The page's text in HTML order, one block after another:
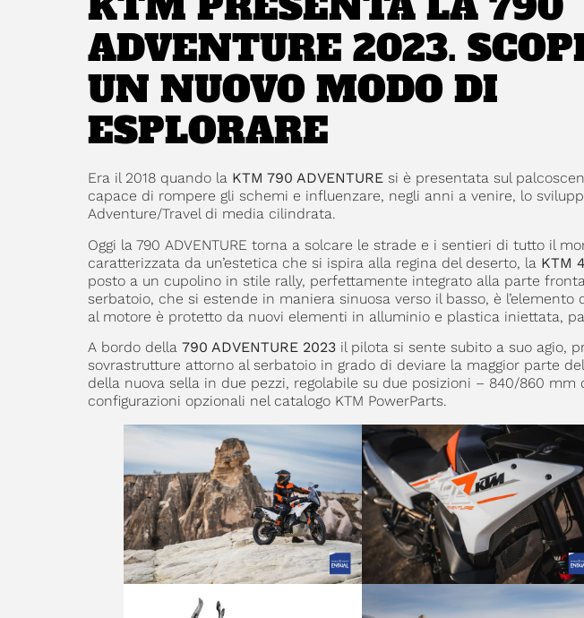
ADVENTURE 2023.
UN NUOVO MODO DI
ESPLORARE
Era il 2018 quando la KTM 790 ADVENTUREsi è presentata sul
capace di rompere gli schemi e influenzare, negli anni a venire, lo
Adventure/Travel di media cilindrata.
Oggi la 790 ADVENTURE torna a solcare le strade e i sentieri di tutto il
caratterizzata da un’estetica che si ispira alla regina del deserto, la KTM
posto a un cupolino in stile rally, perfettamente integrato alla parte
serbatoio, che si estende in maniera sinuosa verso il basso, è
al motore è protetto da nuovi elementi in alluminio e plastica iniettata,
A bordo della790 ADVENTURE 2023il pilota si sente subito a suo agio,
sovrastrutture attorno al serbatoio in grado di deviare la maggior parte
della nuova sella in due pezzi, regolabile su due posizioni – 840/860
configurazioni opzionali nel catalogo KTM PowerParts.